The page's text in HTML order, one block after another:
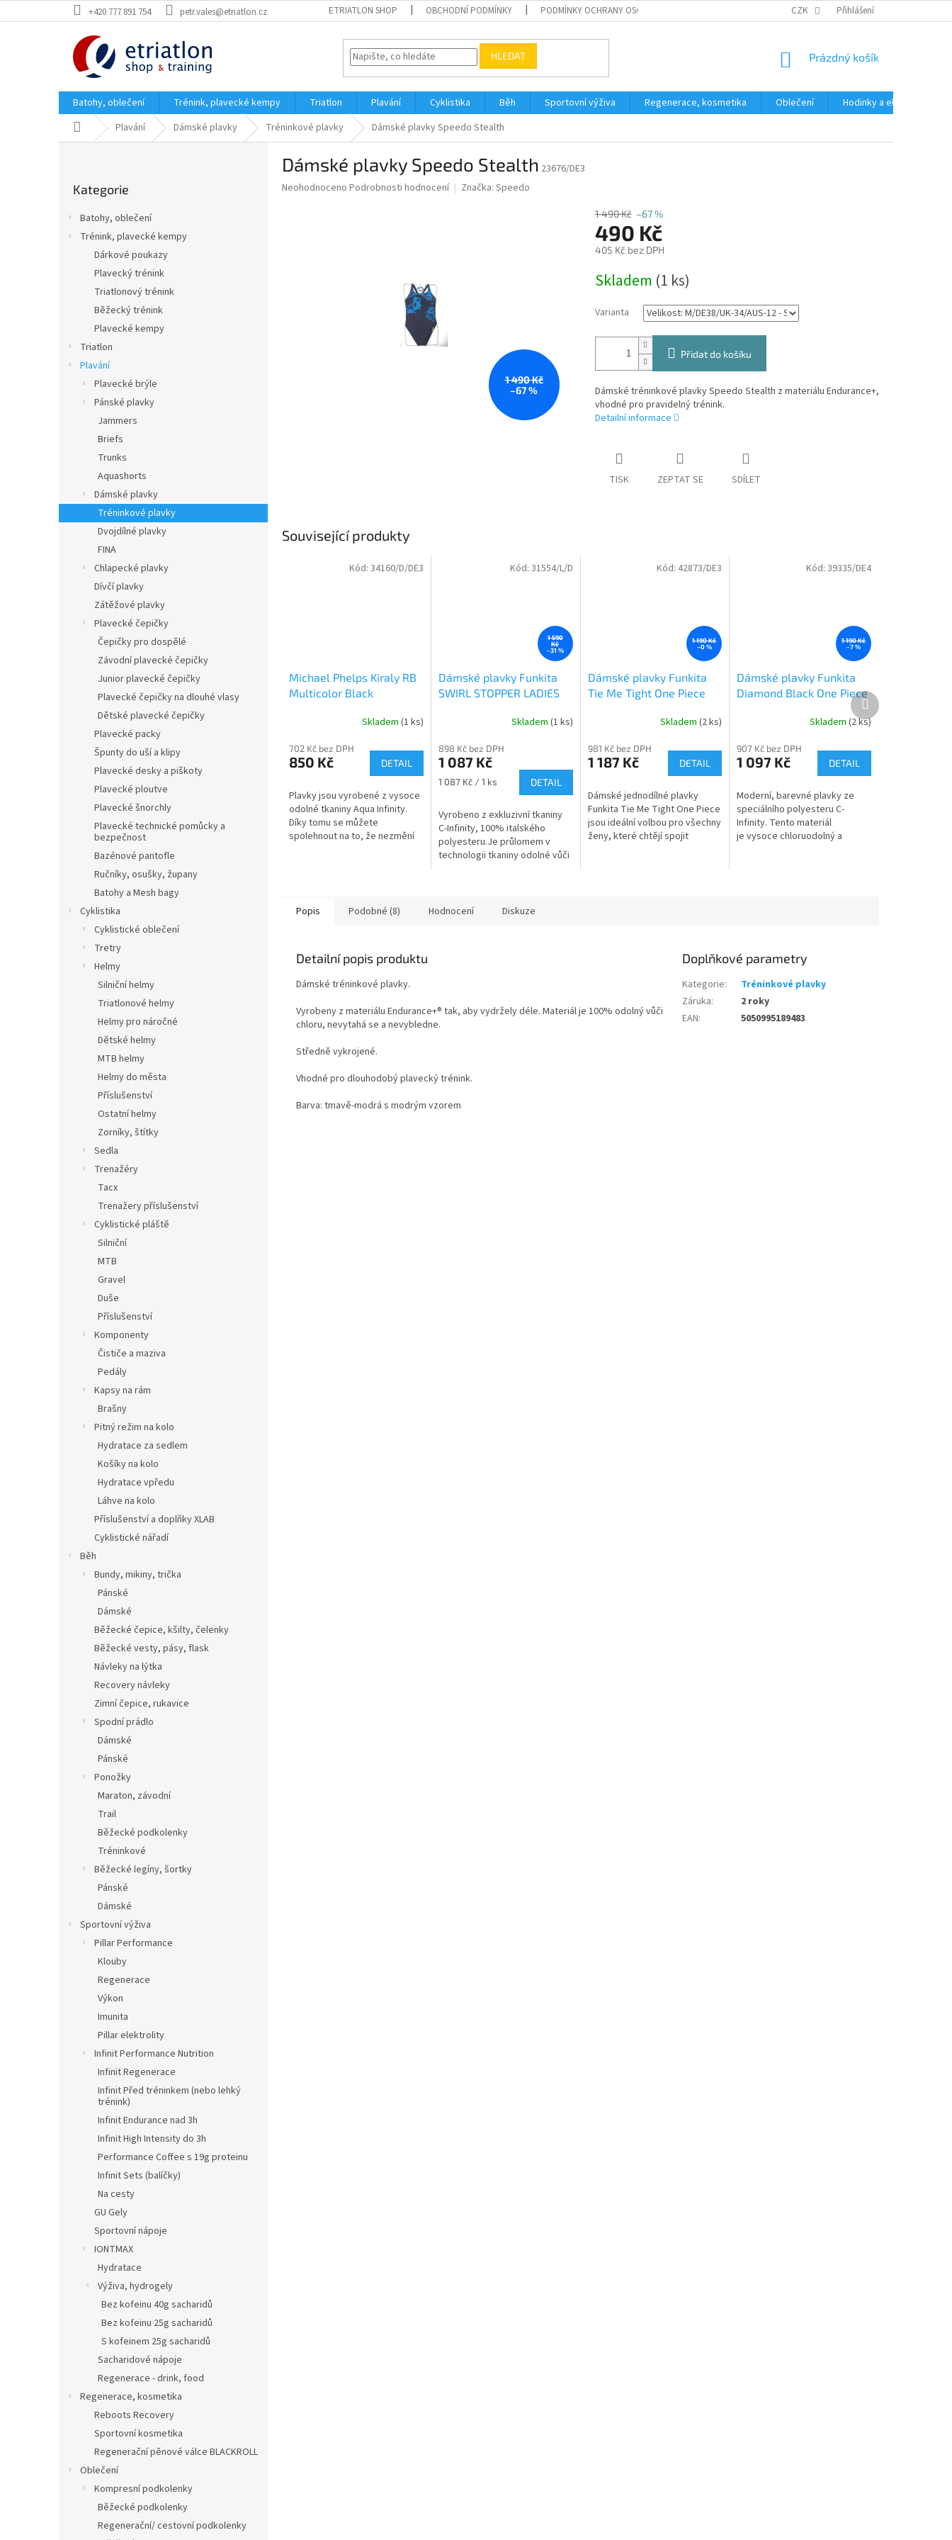
na
+420 777 891 754 petr.vales@etriatlon.cz ETRIATLON SHOP OBCHODNÍ PODMÍNKY PODMÍNKY OCHRANY OSOBNÍCH ÚDAJŮ CZK Přihlášení
HLEDAT
NÁKUPNÍ
Prázdný košík
Batohy, oblečení Trénink, plavecké kempy Triatlon Plavání Cyklistika Běh Sportovní výživa Regenerace, kosmetika Oblečení
Hodinky a elektronika
Domů Plavání Dámské plavky Tréninkové plavky Dámské plavky Speedo Stealth
kategorie
Kategorie
Batohy, oblečení
Trénink, plavecké kempy
Dárkové poukazy
Plavecký trénink
Triatlonový trénink
Běžecký trénink
Plavecké kempy
Triatlon
Plavání
Plavecké brýle
Pánské plavky
Jammers
Briefs
Trunks
Aquashorts
Dámské plavky
Tréninkové plavky
Dvojdílné plavky
FINA
Chlapecké plavky
Dívčí plavky
Zátěžové plavky
Plavecké čepičky
Čepičky pro dospělé
Závodní plavecké čepičky
Junior plavecké čepičky
Plavecké čepičky na dlouhé vlasy
Dětské plavecké čepičky
Plavecké packy
Špunty do uší a klipy
Plavecké desky a piškoty
Plavecké ploutve
Plavecké šnorchly
Plavecké technické pomůcky a
bezpečnost
Bazénové pantofle
Ručníky, osušky, župany
Batohy a Mesh bagy
Cyklistika
Cyklistické oblečení
Tretry
Helmy
Silniční helmy
Triatlonové helmy
Helmy pro náročné
Dětské helmy
MTB helmy
Helmy do města
Příslušenství
Ostatní helmy
Zorníky, štítky
Sedla
Trenažéry
Tacx
Trenažery příslušenství
Cyklistické pláště
Silniční
MTB
Gravel
Duše
Příslušenství
Komponenty
Čističe a maziva
Pedály
Kapsy na rám
Brašny
Pitný režim na kolo
Hydratace za sedlem
Košíky na kolo
Hydratace vpředu
Láhve na kolo
Příslušenství a doplňky XLAB
Cyklistické nářadí
Běh
Bundy, mikiny, trička
Pánské
Dámské
Běžecké čepice, kšilty, čelenky
Běžecké vesty, pásy, flask
Návleky na lýtka
Recovery návleky
Zimní čepice, rukavice
Spodní prádlo
Dámské
Pánské
Ponožky
Maraton, závodní
Trail
Běžecké podkolenky
Tréninkové
Běžecké legíny, šortky
Pánské
Dámské
Sportovní výživa
Pillar Performance
Klouby
Regenerace
Výkon
Imunita
Pillar elektrolity
Infinit Performance Nutrition
Infinit Regenerace
Infinit Před tréninkem (nebo lehký
trénink)
Infinit Endurance nad 3h
Infinit High Intensity do 3h
Performance Coffee s 19g proteinu
Infinit Sets (balíčky)
Na cesty
GU Gely
Sportovní nápoje
IONTMAX
Hydratace
Výživa, hydrogely
Bez kofeinu 40g sacharidů
Bez kofeinu 25g sacharidů
S kofeinem 25g sacharidů
Sacharidové nápoje
Regenerace - drink, food
Regenerace, kosmetika
Reboots Recovery
Sportovní kosmetika
Regenerační pěnové válce BLACKROLL
Oblečení
Kompresní podkolenky
Běžecké podkolenky
Regenerační/ cestovní podkolenky
Dámské plavky Speedo Stealth 23676/DE3
Průměrné
Neohodnoceno Podrobnosti hodnocení Značka: Speedo
1 490 Kč
–67 %
1 490 Kč –67 %
490 Kč
405 Kč bez DPH
cena:
Skladem (1 ks)
Varianta
Přidat do košíku
Dámské tréninkové plavky Speedo Stealth z materiálu Endurance+,
vhodné pro pravidelný trénink.
Detailní informace
TISK ZEPTAT SE SDÍLET
Související produkty
Michael Phelps Kiraly RB
Multicolor Black
Skladem (1 ks)
702 Kč bez DPH
850 Kč DETAIL
Plavky jsou vyrobené z vysoce
odolné tkaniny Aqua Infinity.
Díky tomu se můžete
spolehnout na to, že nezmění
Kód: 34160/D/DE3
1 590
Kč
–31 %
Dámské plavky Funkita
SWIRL STOPPER LADIES
Skladem (1 ks)
898 Kč bez DPH
1 087 Kč
Měrná
1 087 Kč / 1 ks DETAIL
Vyrobeno z exkluzivní tkaniny
C-Infinity, 100% italského
polyesteru.Je průlomem v
technologii tkaniny odolné vůči
Kód: 31554/L/D
1 190 Kč
–0 %
Dámské plavky Funkita
Tie Me Tight One Piece
Skladem(2 ks)
981 Kč bez DPH
1 187 Kč DETAIL
Dámské jednodílné plavky
Funkita Tie Me Tight One Piece
jsou ideální volbou pro všechny
ženy, které chtějí spojit
Kód: 42873/DE3
1 190 Kč
–7 %
Dámské plavky Funkita
Diamond Black One Piece
Skladem (2 ks)
907 Kč bez DPH
1 097 Kč DETAIL
Moderní, barevné plavky ze
speciálního polyesteru C-
Infinity. Tento materiál
je vysoce chloruodolný a
Kód: 39335/DE4
Další
produkt
Popis Podobné (8) Hodnocení Diskuze
Detailní popis produktu
Dámské tréninkové plavky.
Vyrobeny z materiálu Endurance+® tak, aby vydržely déle. Materiál je 100% odolný vůči
chloru, nevytahá se a nevybledne.
Středně vykrojené.
Vhodné pro dlouhodobý plavecký trénink.
Barva: tmavě-modrá s modrým vzorem
Doplňkové parametry
Kategorie:
Tréninkové plavky
Záruka:
2 roky
EAN: 5050995189483